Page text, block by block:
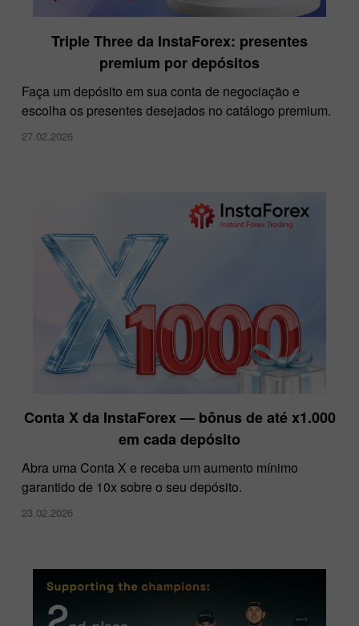
Triple Three da InstaForex: presentes
premium por depósitos
Faça um depósito em sua conta de negociação e
escolha os presentes desejados no catálogo premium.
27.02.2026
Conta X da InstaForex — bônus de até x1.000
em cada depósito
Abra uma Conta X e receba um aumento mínimo
garantido de 10x sobre o seu depósito.
23.02.2026